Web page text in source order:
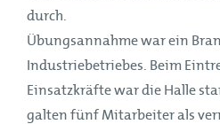
durch.
Übungsannahme war ein
Industriebetriebes. Beim
Einsatzkräfte war die Halle
galten fünf Mitarbeiter als